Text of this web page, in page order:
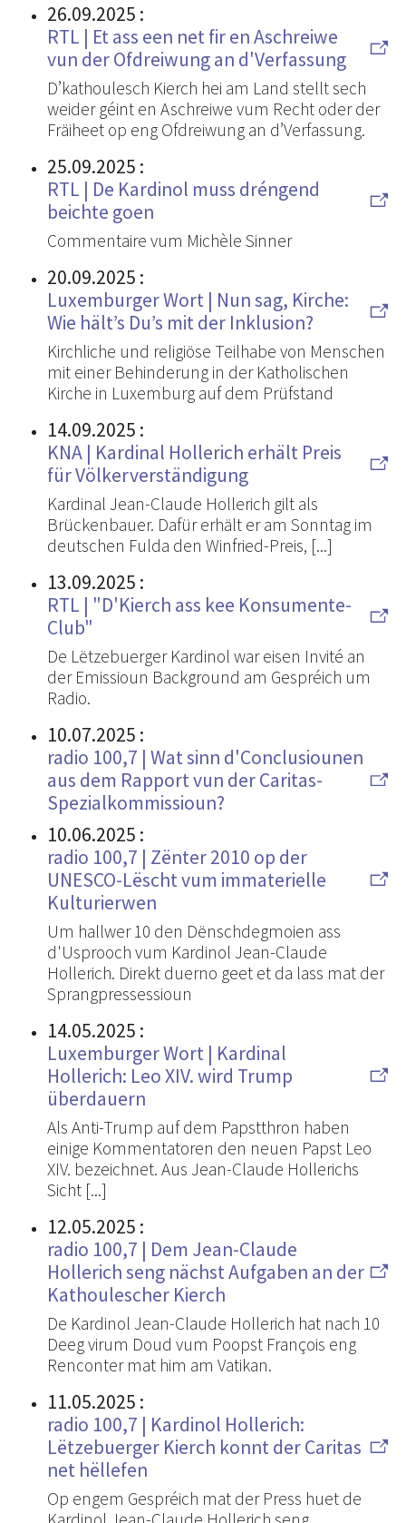
26.09.2025 :
RTL | Et ass een net fir en Aschreiwe
vun der Ofdreiwung an d'Verfassung
D’kathoulesch Kierch hei am Land stellt sech
weider géint en Aschreiwe vum Recht oder der
Fräiheet op eng Ofdreiwung an d’Verfassung.
25.09.2025 :
RTL | De Kardinol muss dréngend
beichte goen
Commentaire vum Michèle Sinner
20.09.2025 :
Luxemburger Wort | Nun sag, Kirche:
Wie hält’s Du’s mit der Inklusion?
Kirchliche und religiöse Teilhabe von Menschen
mit einer Behinderung in der Katholischen
Kirche in Luxemburg auf dem Prüfstand
14.09.2025 :
KNA | Kardinal Hollerich erhält Preis
für Völkerverständigung
Kardinal Jean-Claude Hollerich gilt als
Brückenbauer. Dafür erhält er am Sonntag im
deutschen Fulda den Winfried-Preis, [...]
13.09.2025 :
RTL | "D'Kierch ass kee Konsumente-
Club"
De Lëtzebuerger Kardinol war eisen Invité an
der Emissioun Background am Gespréich um
Radio.
10.07.2025 :
radio 100,7 | Wat sinn d'Conclusiounen
aus dem Rapport vun der Caritas-
Spezialkommissioun?
10.06.2025 :
radio 100,7 | Zënter 2010 op der
UNESCO-Lëscht vum immaterielle
Kulturierwen
Um hallwer 10 den Dënschdegmoien ass
d'Usprooch vum Kardinol Jean-Claude
Hollerich. Direkt duerno geet et da lass mat der
Sprangpressessioun
14.05.2025 :
Luxemburger Wort | Kardinal
Hollerich: Leo XIV. wird Trump
überdauern
Als Anti-Trump auf dem Papstthron haben
einige Kommentatoren den neuen Papst Leo
XIV. bezeichnet. Aus Jean-Claude Hollerichs
Sicht [...]
12.05.2025 :
radio 100,7 | Dem Jean-Claude
Hollerich seng nächst Aufgaben an der
Kathoulescher Kierch
De Kardinol Jean-Claude Hollerich hat nach 10
Deeg virum Doud vum Poopst François eng
Renconter mat him am Vatikan.
11.05.2025 :
radio 100,7 | Kardinol Hollerich:
Lëtzebuerger Kierch konnt der Caritas
net hëllefen
Op engem Gespréich mat der Press huet de